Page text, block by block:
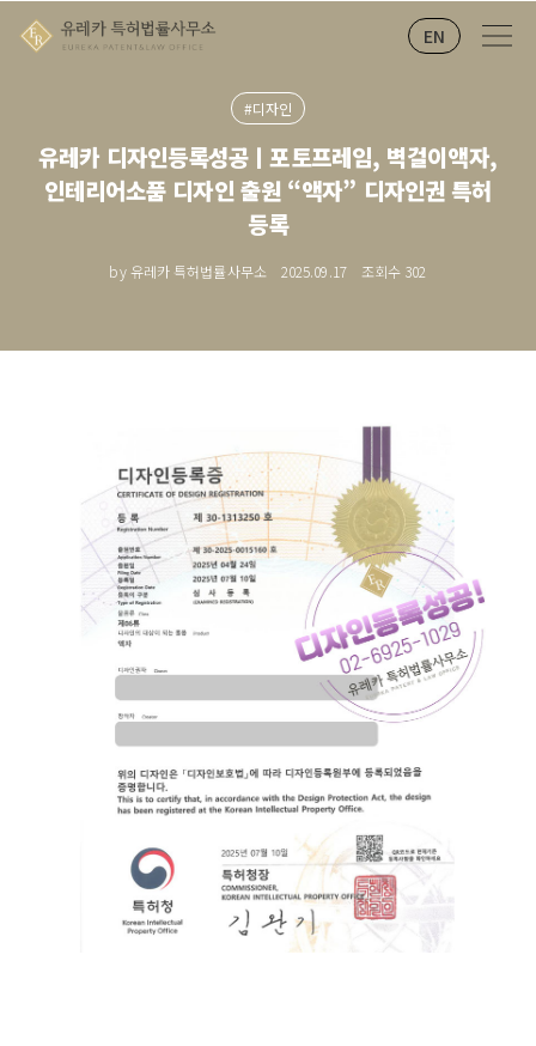
EN
#디자인
유레카 디자인등록성공ㅣ포토프레임, 벽걸이액자,
인테리어소품 디자인 출원 “액자” 디자인권 특허
등록
by 유레카 특허법률사무소 2025.09.17 조회수 302